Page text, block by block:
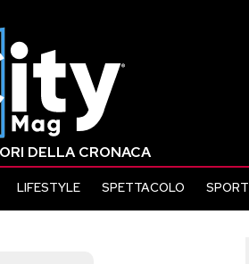
DELLA CRONACA
LIFESTYLE SPETTACOLO SPORT